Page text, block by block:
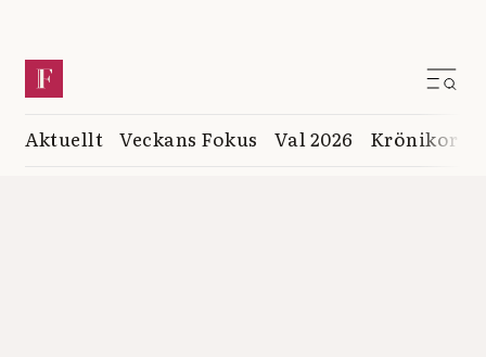
Aktuellt Veckans Fokus Val 2026 Krönikor